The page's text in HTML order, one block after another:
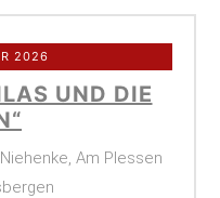
2026
UND DIE
Am Plessen